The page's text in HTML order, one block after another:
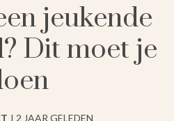
jeukende
Dit moet je
2 JAAR GELEDEN